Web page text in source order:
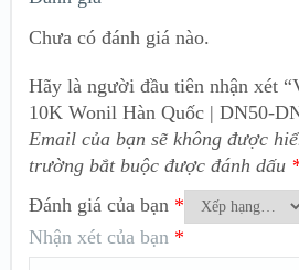
Chưa có đánh giá nào.
Hãy là người đầu tiên nhận xét
10K Wonil Hàn Quốc | DN50-
Email của bạn sẽ không được
trường bắt buộc được đánh dấu
Đánh giá của bạn *
Nhận xét của bạn *